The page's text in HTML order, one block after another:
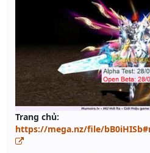
Trang chủ:
https://mega.nz/file/